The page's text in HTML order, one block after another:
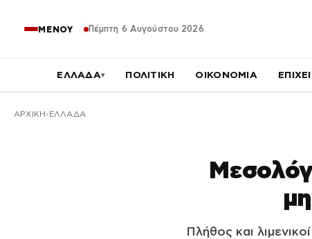
ΜΕΝΟΥ Πέμπτη 6 Αυγούστου 2026
ΕΛΛΑΔΑ▾ ΠΟΛΙΤΙΚΗ ΟΙΚΟΝΟΜΙΑ
ΑΡΧΙΚΉ ΕΛΛΑΔΑ
Πλήθος και